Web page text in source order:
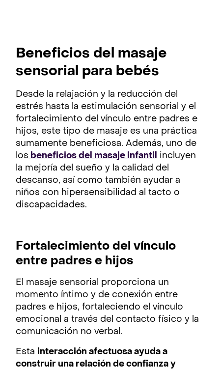
Beneficios del masaje
sensorial para bebés
Desde la relajación y la reducción del
estrés hasta la estimulación sensorial y el
fortalecimiento del vínculo entre padres e
hijos, este tipo de masaje es una práctica
sumamente beneficiosa. Además, uno de
los beneficios del masaje infantil
incluyen
la mejoría del sueño y la calidad del
descanso, así como también ayudar a
niños con hipersensibilidad al tacto o
discapacidades.
Fortalecimiento del vínculo
entre padres e hijos
El masaje sensorial proporciona un
momento íntimo y de conexión entre
padres e hijos, fortaleciendo el vínculo
emocional a través del contacto físico y la
comunicación no verbal.
Esta interacción afectuosa ayuda a
construir una relación de confianza y